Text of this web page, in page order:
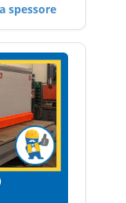
spessore